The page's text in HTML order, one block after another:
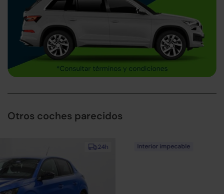
Otros coches parecidos